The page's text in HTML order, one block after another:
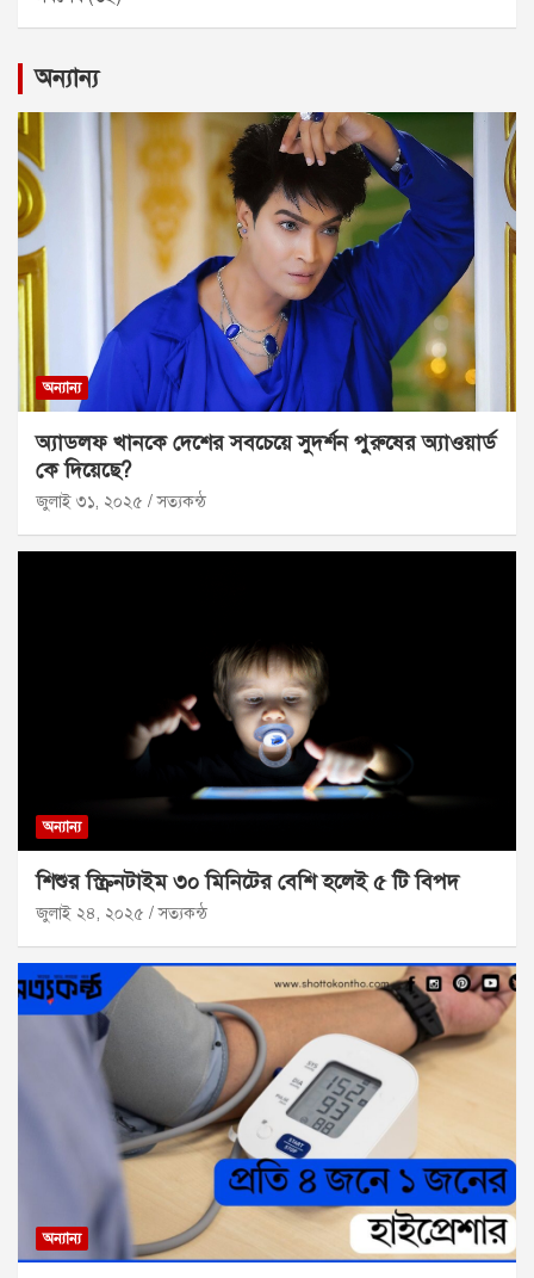
অন্যান্য
অন্যান্য
অ্যাডলফ খানকে দেশের সবচেয়ে সুদর্শন পুরুষের অ্যাওয়ার্ড
কে দিয়েছে?
জুলাই ৩১, ২০২৫ সত্যকন্ঠ
অন্যান্য
শিশুর স্ক্রিনটাইম ৩০ মিনিটের বেশি হলেই ৫ টি বিপদ
জুলাই ২৪, ২০২৫ সত্যকন্ঠ
অন্যান্য